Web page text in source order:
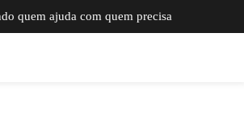
quem ajuda com quem precisa